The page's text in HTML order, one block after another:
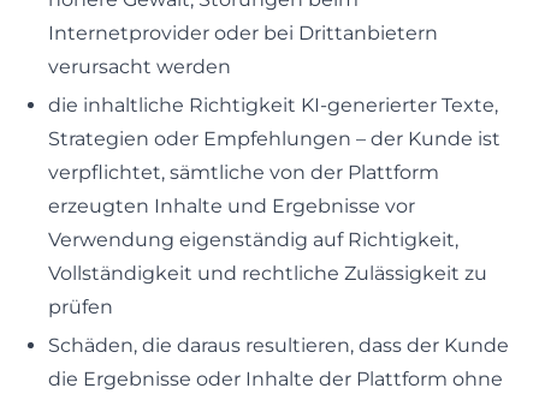
Internetprovider oder bei Drittanbietern
verursacht werden
die inhaltliche Richtigkeit KI-generierter Texte,
Strategien oder Empfehlungen – der Kunde ist
verpflichtet, sämtliche von der Plattform
erzeugten Inhalte und Ergebnisse vor
Verwendung eigenständig auf Richtigkeit,
Vollständigkeit und rechtliche Zulässigkeit zu
prüfen
Schäden, die daraus resultieren, dass der Kunde
die Ergebnisse oder Inhalte der Plattform ohne